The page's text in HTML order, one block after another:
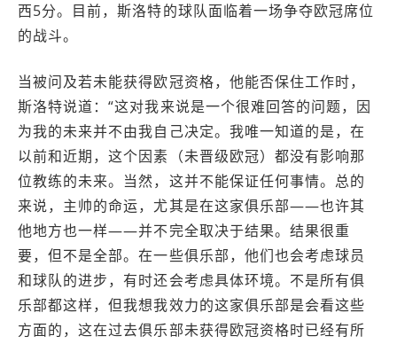
西5分。目前，斯洛特的球队面临着一场争夺欧冠席位
的战斗。
当被问及若未能获得欧冠资格，他能否保住工作时，
斯洛特说道：“这对我来说是一个很难回答的问题，因
为我的未来并不由我自己决定。我唯一知道的是，在
以前和近期，这个因素（未晋级欧冠）都没有影响那
位教练的未来。当然，这并不能保证任何事情。总的
来说，主帅的命运，尤其是在这家俱乐部——也许其
他地方也一样——并不完全取决于结果。结果很重
要，但不是全部。在一些俱乐部，他们也会考虑球员
和球队的进步，有时还会考虑具体环境。不是所有俱
乐部都这样，但我想我效力的这家俱乐部是会看这些
方面的，这在过去俱乐部未获得欧冠资格时已经有所